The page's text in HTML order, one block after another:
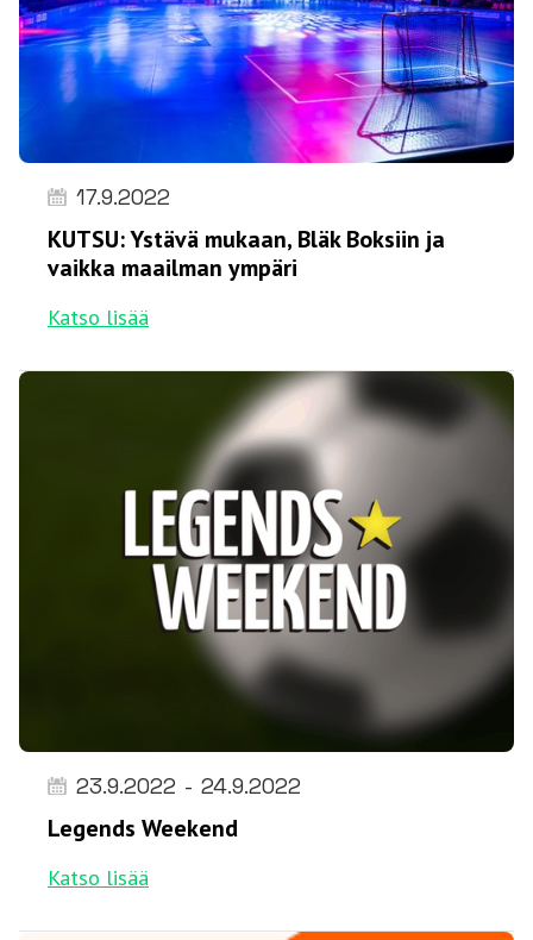
17.9.2022
KUTSU: Ystävä mukaan, Bläk Boksiin ja
vaikka maailman ympäri
Katso lisää
23.9.2022 - 24.9.2022
Legends Weekend
Katso lisää